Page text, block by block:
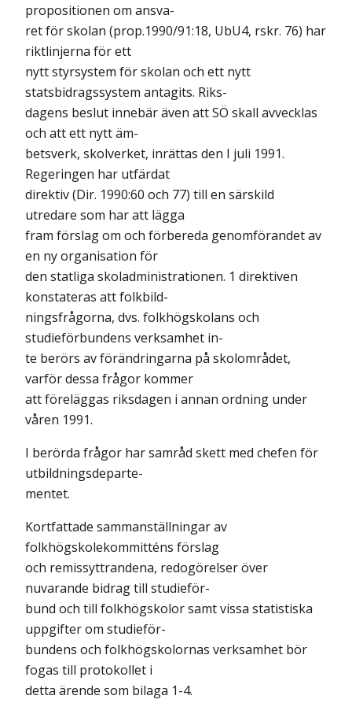
propositionen om ansva-
ret för skolan (prop.1990/91:18, UbU4, rskr. 76) har
riktlinjerna för ett
nytt styrsystem för skolan och ett nytt
statsbidragssystem antagits. Riks-
dagens beslut innebär även att SÖ skall avvecklas
och att ett nytt äm-
betsverk, skolverket, inrättas den I juli 1991.
Regeringen har utfärdat
direktiv (Dir. 1990:60 och 77) till en särskild
utredare som har att lägga
fram förslag om och förbereda genomförandet av
en ny organisation för
den statliga skoladministrationen. 1 direktiven
konstateras att folkbild-
ningsfrågorna, dvs. folkhögskolans och
studieförbundens verksamhet in-
te berörs av förändringarna på skolområdet,
varför dessa frågor kommer
att föreläggas riksdagen i annan ordning under
våren 1991.
I berörda frågor har samråd skett med chefen för
utbildningsdeparte-
mentet.
Kortfattade sammanställningar av
folkhögskolekommitténs förslag
och remissyttrandena, redogörelser över
nuvarande bidrag till studieför-
bund och till folkhögskolor samt vissa statistiska
uppgifter om studieför-
bundens och folkhögskolornas verksamhet bör
fogas till protokollet i
detta ärende som bilaga 1-4.